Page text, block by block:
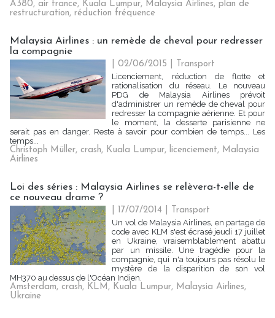
A380, air france, Kuala Lumpur, Malaysia Airlines, plan de
restructuration, réduction fréquence
Malaysia Airlines : un remède de cheval pour redresser
la compagnie
| 02/06/2015
Transport
Licenciement, réduction de flotte et
rationalisation du réseau. Le nouveau
PDG de Malaysia Airlines prévoit
d'administrer un remède de cheval pour
redresser la compagnie aérienne. Et pour
le moment, la desserte parisienne ne
serait pas en danger. Reste à savoir pour combien de temps... Les
temps...
Christoph Müller, crash, Kuala Lumpur, licenciement, Malaysia
Airlines
Loi des séries : Malaysia Airlines se relèvera-t-elle de
ce nouveau drame ?
| 17/07/2014
Transport
Un vol de Malaysia Airlines, en partage de
code avec KLM s'est écrasé jeudi 17 juillet
en Ukraine, vraisemblablement abattu
par un missile. Une tragédie pour la
compagnie, qui n'a toujours pas résolu le
mystère de la disparition de son vol
MH370 au dessus de l'Océan Indien.
Amsterdam, crash, KLM, Kuala Lumpur, Malaysia Airlines,
Ukraine